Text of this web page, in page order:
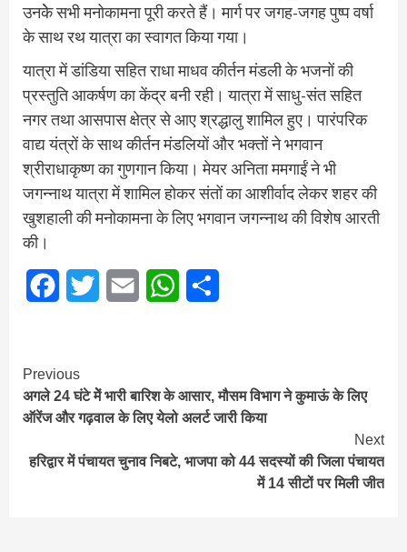
उनकेे सभी मनोकामना पूरी करते हैं। मार्ग पर जगह-जगह पुष्प वर्षा
के साथ रथ यात्रा का स्वागत किया गया।
यात्रा में डांडिया सहित राधा माधव कीर्तन मंडली के भजनों की
प्रस्तुति आकर्षण का केंद्र बनी रही। यात्रा में साधु-संत सहित
नगर तथा आसपास क्षेत्र से आए श्रद्धालु शामिल हुए। पारंपरिक
वाद्य यंत्रों के साथ कीर्तन मंडलियों और भक्तों ने भगवान
श्रीराधाकृष्ण का गुणगान किया। मेयर अनिता ममगाईं ने भी
जगन्नाथ यात्रा में शामिल होकर संतों का आशीर्वाद लेकर शहर की
खुशहाली की मनोकामना के लिए भगवान जगन्नाथ की विशेष आरती
की।
FacebookTwitter Email WhatsApp
Continue
Reading
Previous
अगले 24 घंटे मेें भारी बारिश के आसार, मौसम विभाग ने कुमाऊं के लिए
ऑरेंज और गढ़वाल के लिए येलो अलर्ट जारी किया
Next
हरिद्वार में पंचायत चुनाव निबटे, भाजपा को 44 सदस्यों की जिला पंचायत
में 14 सीटों पर मिली जीत